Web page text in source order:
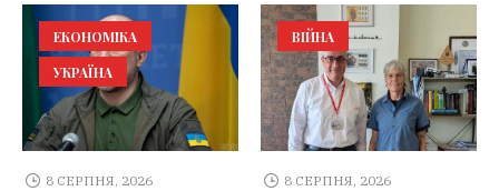
ЕКОНОМІКА
УКРАЇНА
8 СЕРПНЯ, 2026
ВІЙНА
8 СЕРПНЯ, 2026